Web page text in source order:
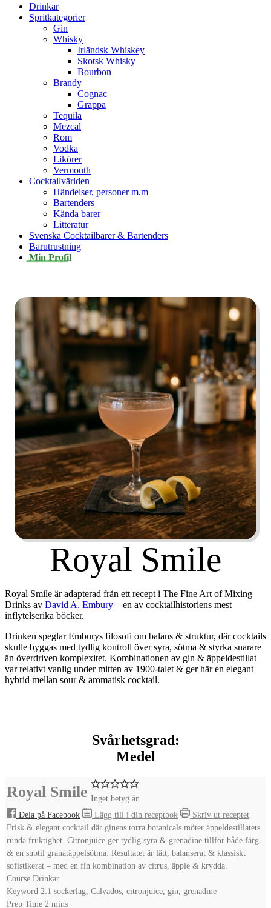
Drinkar
Spritkategorier
Gin
Whisky
Irländsk Whiskey
Skotsk Whisky
Bourbon
Brandy
Cognac
Grappa
Tequila
Mezcal
Rom
Vodka
Likörer
Vermouth
Cocktailvärlden
Händelser, personer m.m
Bartenders
Kända barer
Litteratur
Svenska Cocktailbarer & Bartenders
Barutrustning
Min Profil
Royal Smile
Royal Smile är adapterad från ett recept i The Fine Art of Mixing
Drinks av David A. Embury – en av cocktailhistoriens mest
inflytelserika böcker.
Drinken speglar Emburys filosofi om balans & struktur, där cocktails
skulle byggas med tydlig kontroll över syra, sötma & styrka snarare
än överdriven komplexitet. Kombinationen av gin & äppeldestillat
var relativt vanlig under mitten av 1900-talet & ger här en elegant
hybrid mellan sour & aromatisk cocktail.
Svårhetsgrad:
Medel
Royal Smile Inget betyg än
Dela på Facebook
Lägg till i din receptbok
Skriv ut receptet
Frisk & elegant cocktail där ginens torra botanicals möter äppeldestillatets
runda fruktighet. Citronjuice ger tydlig syra & grenadine tillför både färg
& en subtil granatäppelsötma. Resultatet är lätt, balanserat & klassiskt
sofistikerat – med en fin kombination av citrus, äpple & krydda.
Course Drinkar
Keyword 2:1 sockerlag, Calvados, citronjuice, gin, grenadine
Prep Time 2 minutes
mins